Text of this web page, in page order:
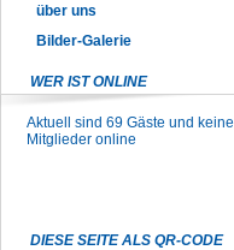
über uns
Bilder-Galerie
WER IST ONLINE
Aktuell sind 69 Gäste und keine
Mitglieder online
DIESE SEITE ALS QR-CODE